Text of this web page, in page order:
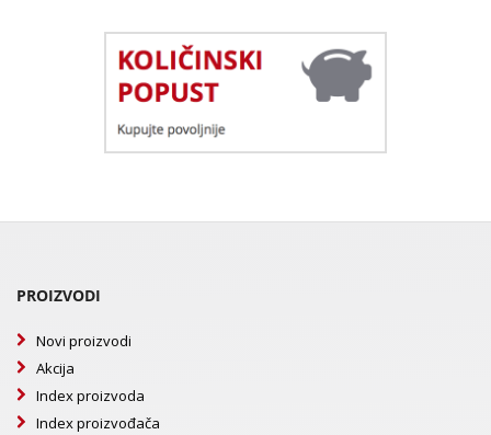
PROIZVODI
Novi proizvodi
Akcija
Index proizvoda
Index proizvođača